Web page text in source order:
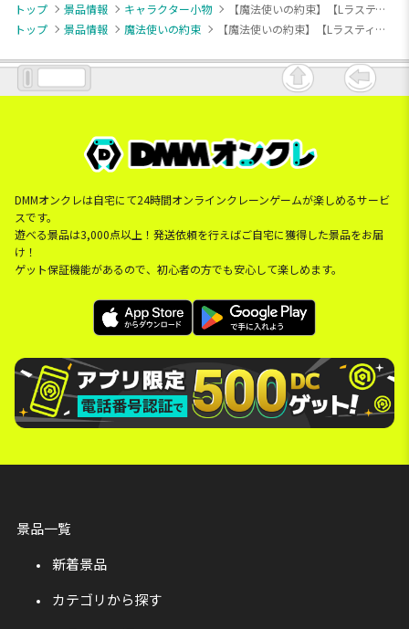
トップ 景品情報 キャラクター小物
【魔法使いの約束】【Lラスティカ】『魔法使いの約束』 アクリルキーチェーンVol.1（EX）
トップ
景品情報 魔法使いの約束 【魔法使いの約束】【Lラスティカ】『魔法使いの約束』 アクリルキーチェーンVol.1（EX）
DMMオンクレは自宅にて24時間オンラインクレーンゲームが楽しめるサービ
スです。
遊べる景品は3,000点以上！発送依頼を行えばご自宅に獲得した景品をお届
け！
ゲット保証機能があるので、初心者の方でも安心して楽しめます。
景品一覧
新着景品
カテゴリから探す